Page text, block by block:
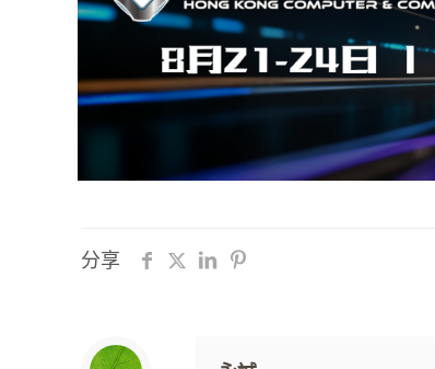
分享